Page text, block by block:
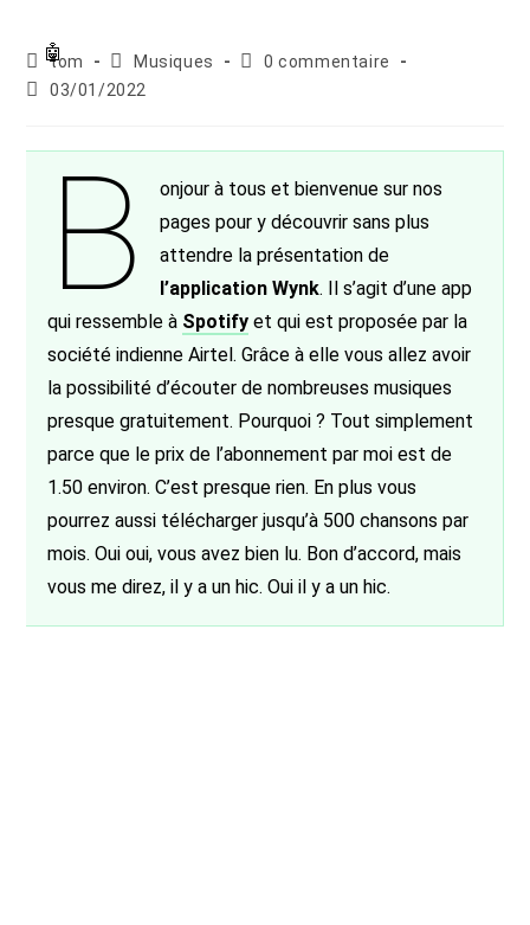
Auteur/autrice
de
tom
Post
category:
Musiques
Commentaires
0 commentaire
Publication
03/01/2022
B
onjour à tous et bienvenue sur nos
pages pour y découvrir sans plus
attendre la présentation de
l’application Wynk. Il s’agit d’une app
qui ressemble à Spotify et qui est proposée par la
société indienne Airtel. Grâce à elle vous allez avoir
la possibilité d’écouter de nombreuses musiques
presque gratuitement. Pourquoi ? Tout simplement
parce que le prix de l’abonnement par moi est de
1.50 environ. C’est presque rien. En plus vous
pourrez aussi télécharger jusqu’à 500 chansons par
mois. Oui oui, vous avez bien lu. Bon d’accord, mais
vous me direz, il y a un hic. Oui il y a un hic.